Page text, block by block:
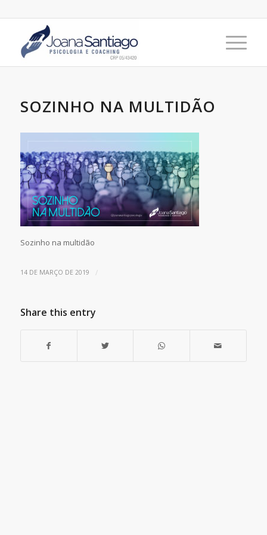
SOZINHO NA MULTIDÃO
Sozinho na multidão
14 DE MARÇO DE 2019 /
Share this entry